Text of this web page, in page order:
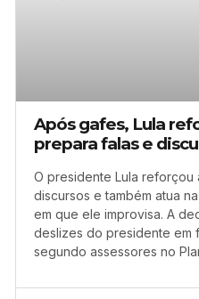
Após gafes, Lula
prepara falas e
O presidente Lula
discursos e também atua
em que ele improvisa. A
deslizes do presidente em
segundo assessores no